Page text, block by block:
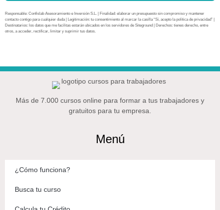
Responsable: Confislab Asesoramiento e Inversión S.L. | Finalidad: elaborar un presupuesto sin compromiso y mantener
contacto contigo para cualquier duda | Legitimación: tu consentimiento al marcar la casilla “Sí, acepto la política de privacidad” |
Destinatarios: los datos que me facilitas estarán ubicados en los servidores de Siteground | Derechos: tienes derecho, entre
otros, a acceder, rectificar, limitar y suprimir tus datos.
Más de 7.000 cursos online para formar a tus trabajadores y
gratuitos para tu empresa.
Menú
¿Cómo funciona?
Busca tu curso